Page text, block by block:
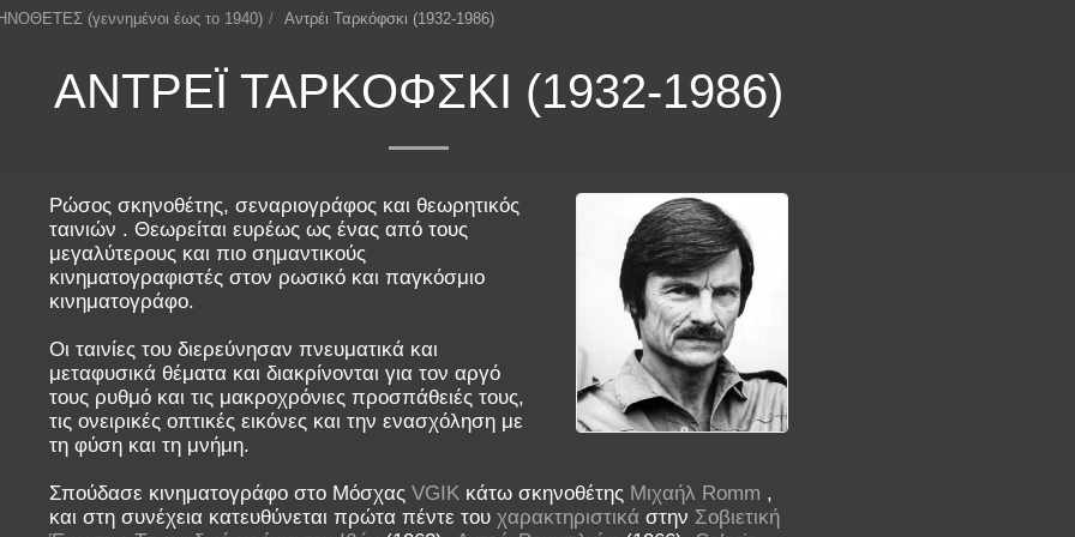
(γεννημένοι έως το 1940) Αντρέι Ταρκόφσκι (1932-1986)
ΑΝΤΡΈΙ ΤΑΡΚΌΦΣΚΙ (1932-1986)
Ρώσος σκηνοθέτης, σεναριογράφος και θεωρητικός
ταινιών . Θεωρείται ευρέως ως ένας από τους
μεγαλύτερους και πιο σημαντικούς
κινηματογραφιστές στον ρωσικό και παγκόσμιο
κινηματογράφο.
Οι ταινίες του διερεύνησαν πνευματικά και
μεταφυσικά θέματα και διακρίνονται για τον αργό
τους ρυθμό και τις μακροχρόνιες προσπάθειές τους,
τις ονειρικές οπτικές εικόνες και την ενασχόληση με
τη φύση και τη μνήμη.
Σπούδασε κινηματογράφο στο Μόσχας VGIK κάτω σκηνοθέτης Μιχαήλ Romm ,
και στη συνέχεια κατευθύνεται πρώτα πέντε του χαρακτηριστικά στην Σοβιετική